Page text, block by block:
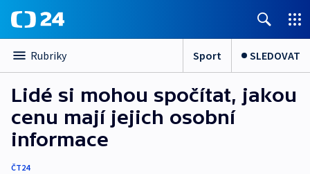
Rubriky Sport SLEDOVAT
Lidé si mohou spočítat, jakou
cenu mají jejich osobní
informace
ČT24